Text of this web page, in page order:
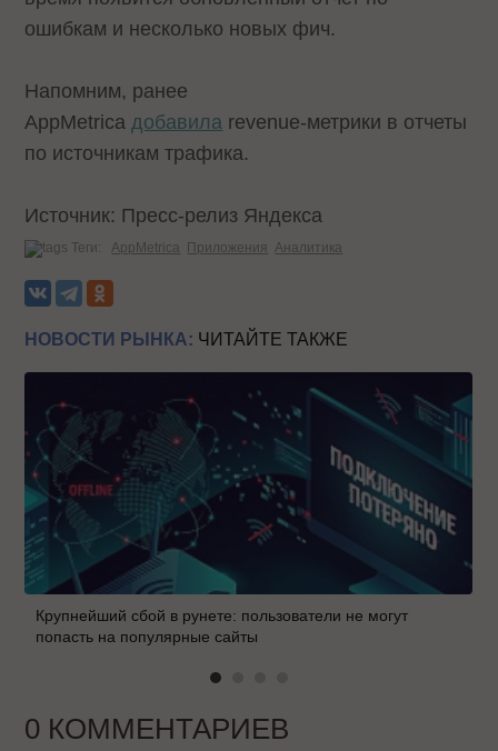
ошибкам и несколько новых фич.
Напомним, ранее
AppMetricaдобавила revenue-метрики в отчеты
по источникам трафика.
Источник: Пресс-релиз Яндекса
Теги: AppMetrica Приложения Аналитика
НОВОСТИ РЫНКА: ЧИТАЙТЕ ТАКЖЕ
Крупнейший сбой в рунете: пользователи не могут
попасть на популярные сайты
0 КОММЕНТАРИЕВ